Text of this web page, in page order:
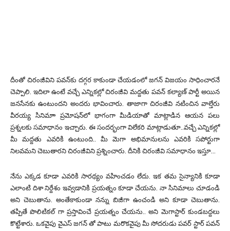
దీంతో చిరంజీవిని పవన్‌కు దగ్గర కాకుండా చేయడంలో జగన్ విజయం సాధించారనే
చెప్పాలి. ఇదిలా ఉంటే వచ్చే ఎన్నికల్లో చిరంజీవి మద్దతు పవన్ కల్యాణ్ పార్టీ అయిన
జనసేనకు ఉంటుందని అందరు భావించారు. తాజాగా చిరంజీవి నటించిన వాల్తేరు
వీరయ్య సినిమాా ప్రమోషన్‌లో భాగంగా మీడియాతో మాట్లాడిన ఆయన పలు
ప్రశ్నలకు సమాధానం ఇచ్చారు. ఈ సందర్భంగా విలేకరి మాట్లాడుతూ..వచ్చే ఎన్నికల్లో
మీ మద్దతు ఎవరికి ఉంటుంది.. మీ మెగా అభిమానులను ఎవరికి సపోర్టుగా
నిలవమని చెబుతారని చిరంజీవిని ప్రశ్నించారు. దీనికి చిరంజీవి సమాధానం ఇస్తూ…
నేను ఎక్కడ కూడా ఎవరికి సారథ్యం వహించడం లేదు. ఇక తమ సైన్యానికి కూడా
ఎలాంటి దిశా నిర్దేశం ఇవ్వడానికి ప్రయత్నం కూడా చేయను. నా సినిమాలు చూడండి
అని చెబుతాను. అంతేకాకుండా నన్ను బిజీగా ఉంచండి అని కూడా చెబుతాను.
తప్పితే పొలిటికల్ గా ప్రస్తావించే ప్రయత్నం చేయను.. అని మెగాస్టార్ కుండబద్దలు
కొట్టేశారు. ఒకవైపు వైఎస్ జగన్ తో పాటు మరొకవైపు మీ సోదరుడు పవర్ స్టార్ పవన్